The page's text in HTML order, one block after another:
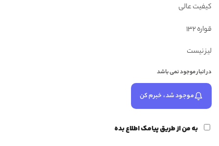
کیفیت عالی
قواره 132
لیز نیست
در انبار موجود نمی باشد
موجود شد، خبرم کن
به من از طریق پیامک اطلاع بده